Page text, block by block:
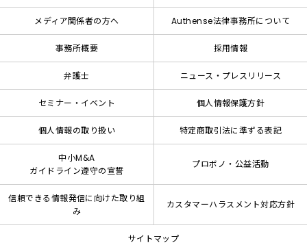
メディア関係者の方へ Authense法律事務所について
事務所概要 採用情報
弁護士 ニュース・プレスリリース
セミナー・イベント 個人情報保護方針
個人情報の取り扱い 特定商取引法に準ずる表記
中小M&A
ガイドライン遵守の宣誓
プロボノ・公益活動
信頼できる情報発信に向けた取り組
み
カスタマーハラスメント対応方針
サイトマップ